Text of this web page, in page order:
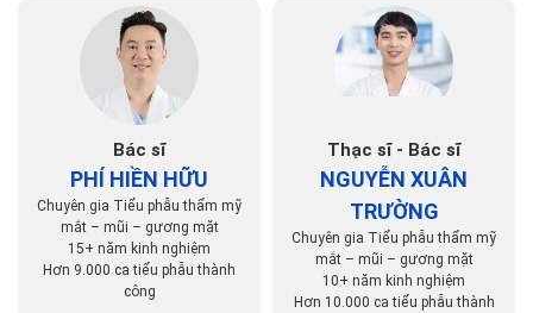
Bác sĩ
PHÍ HIỀN HỮU
Chuyên gia Tiểu phẫu thẩm mỹ
mắt – mũi – gương mặt
15+ năm kinh nghiệm
Hơn 9.000 ca tiểu phẫu thành
công
Thạc sĩ - Bác sĩ
NGUYỄN XUÂN
TRƯỜNG
Chuyên gia Tiểu phẫu thẩm mỹ
mắt – mũi – gương mặt
10+ năm kinh nghiệm
Hơn 10.000 ca tiểu phẫu thành